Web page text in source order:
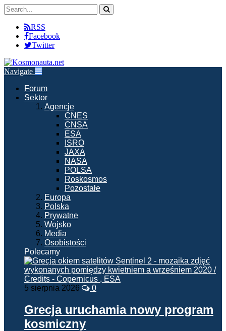
RSS
Facebook
Twitter
Navigate
Forum
Sektor
Agencje
CNES
CNSA
ESA
ISRO
JAXA
NASA
POLSA
Roskosmos
Pozostałe
Europa
Polska
Prywatne
Wojsko
Media
Osobistości
Polecamy
5 sierpnia 2026 0
Grecja uruchamia nowy program
kosmiczny